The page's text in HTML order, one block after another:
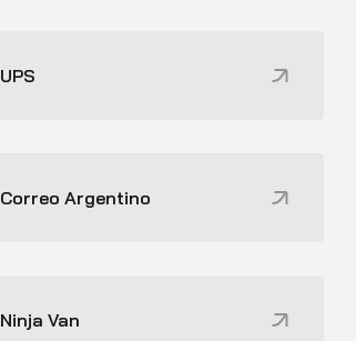
UPS
Correo Argentino
Ninja Van